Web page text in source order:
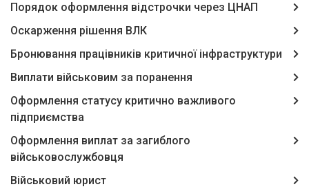
Порядок оформлення відстрочки через ЦНАП
Оскарження рішення ВЛК
Бронювання працівників критичної інфраструктури
Виплати військовим за поранення
Оформлення статусу критично важливого
підприємства
Оформлення виплат за загиблого
військовослужбовця
Військовий юрист